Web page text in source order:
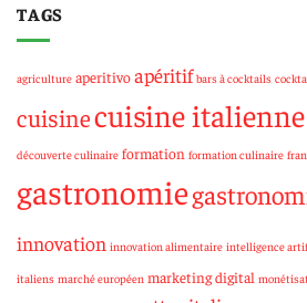
TAGS
agriculture aperitivoapéritif bars à cocktails
cuisinecuisine italienne
découverte culinaire formation formation culinaire
gastronomie
innovation innovation alimentaire intelligence
italiens marché européen marketing digital